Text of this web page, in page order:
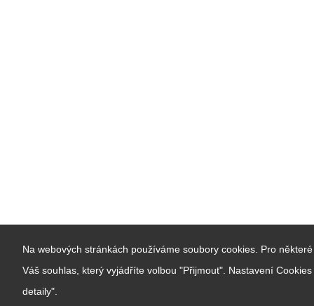
Na webových stránkách používáme soubory cookies. Pro
Váš souhlas, který vyjádříte volbou "Přijmout". Nastavení
detaily".